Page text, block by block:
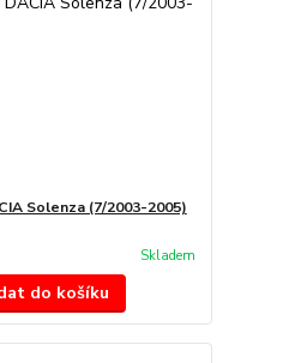
Solenza (7/2003-2005)
Skladem
do košíku